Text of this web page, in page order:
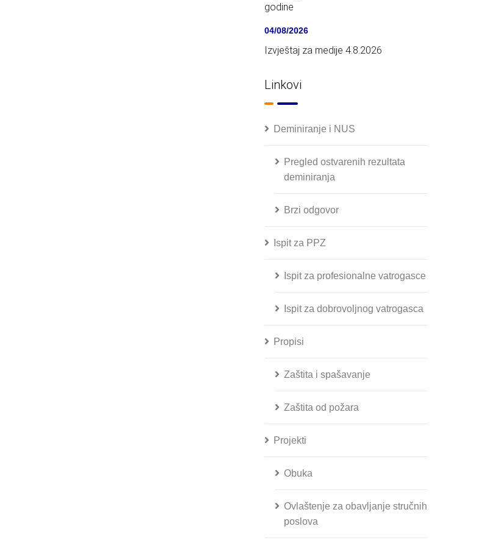
godine
04/08/2026
Izvještaj za medije 4.8.2026
Linkovi
Deminiranje i NUS
Pregled ostvarenih rezultata
deminiranja
Brzi odgovor
Ispit za PPZ
Ispit za profesionalne vatrogasce
Ispit za dobrovoljnog vatrogasca
Propisi
Zaštita i spašavanje
Zaštita od požara
Projekti
Obuka
Ovlaštenje za obavljanje stručnih
poslova